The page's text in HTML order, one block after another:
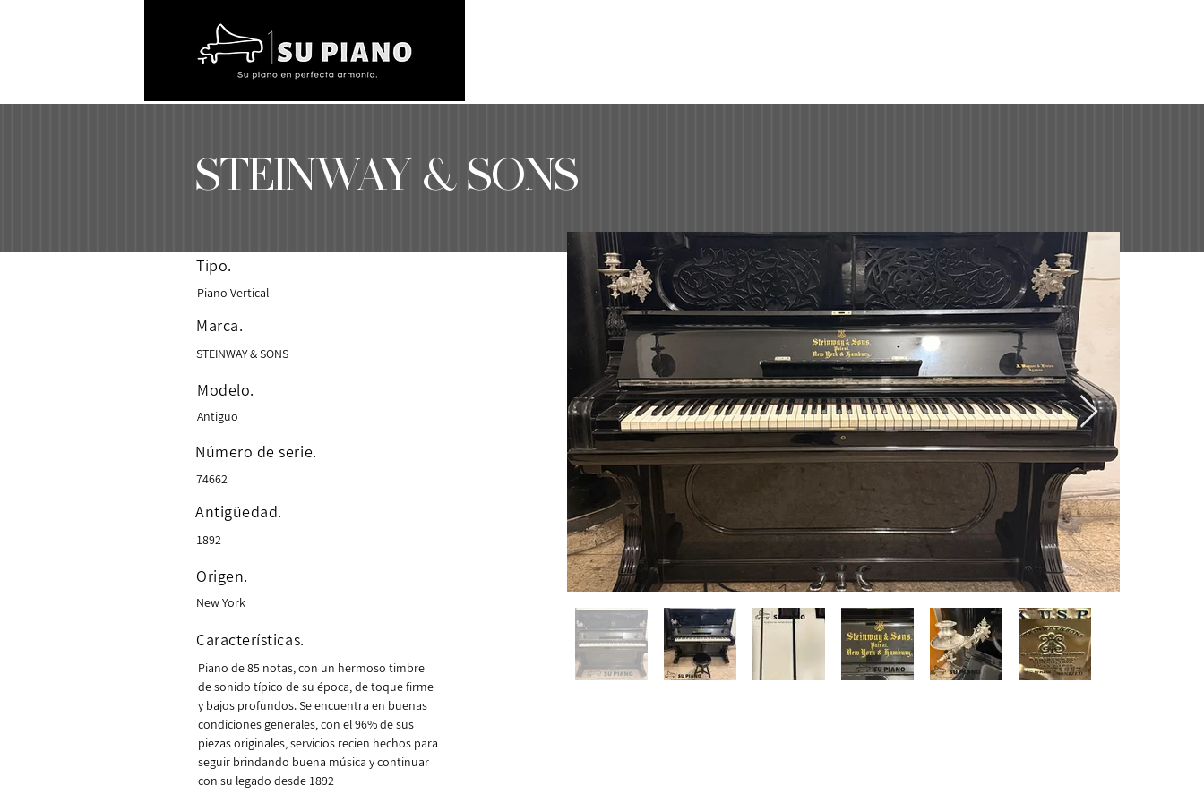
STEINWAY & SONS
Tipo.
Piano Vertical
Marca.
STEINWAY & SONS
Modelo.
Antiguo
Número de serie.
74662
Antigüedad.
1892
Origen.
New York
Características.
Piano de 85 notas, con un hermoso timbre
de sonido típico de su época, de toque firme
y bajos profundos. Se encuentra en buenas
condiciones generales, con el 96% de sus
piezas originales, servicios recien hechos para
seguir brindando buena música y continuar
con su legado desde 1892